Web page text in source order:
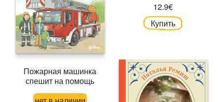
12.9€
Купить
Пожарная машинка
спешит на помощь